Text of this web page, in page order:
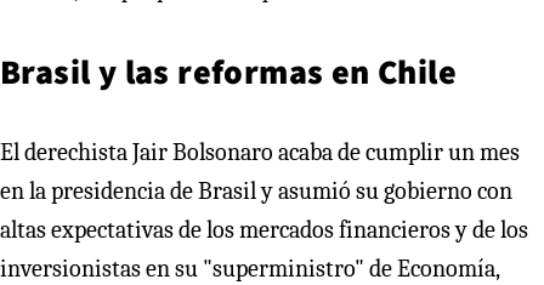
Brasil y las reformas en Chile
El derechista Jair Bolsonaro acaba de cumplir un mes
en la presidencia de Brasil y asumió su gobierno con
altas expectativas de los mercados financieros y de los
inversionistas en su "superministro" de Economía,